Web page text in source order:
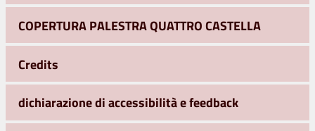
COPERTURA PALESTRA QUATTRO CASTELLA
Credits
dichiarazione di accessibilità e feedback